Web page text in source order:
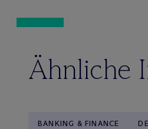
Ähnliche
BANKING & FINANCE